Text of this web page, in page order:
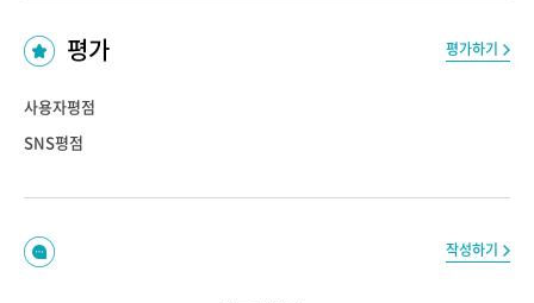
평가 평가하기
사용자평점
SNS평점
작성하기